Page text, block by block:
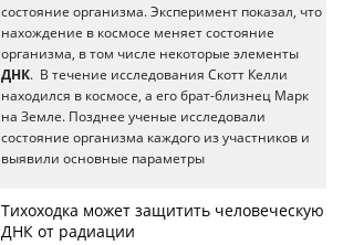
состояние организма. Эксперимент показал, что
нахождение в космосе меняет состояние
организма, в том числе некоторые элементы
ДНК. В течение исследования Скотт Келли
находился в космосе, а его брат-близнец Марк
на Земле. Позднее ученые исследовали
состояние организма каждого из участников и
выявили основные параметры
Тихоходка может защитить человеческую
ДНК от радиации